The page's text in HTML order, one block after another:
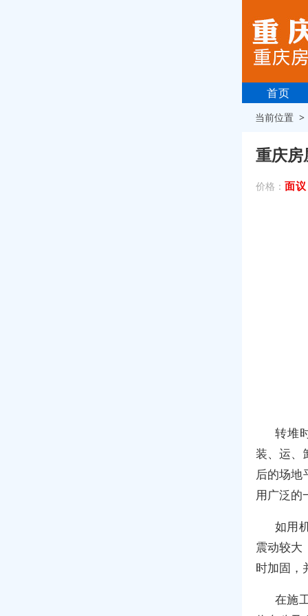
首页
当前位置
重庆房
价格： 面议
转堆
装、运、
后的场地
用广泛的
如用
震动较大
时加固，
在施